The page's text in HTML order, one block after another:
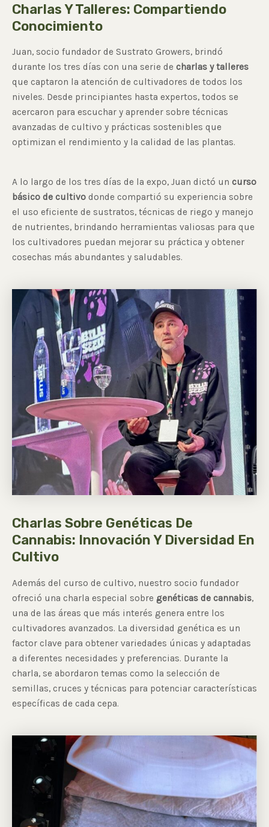
Charlas Y Talleres: Compartiendo
Conocimiento
Juan, socio fundador de Sustrato Growers, brindó
durante los tres días con una serie de charlas y talleres
que captaron la atención de cultivadores de todos los
niveles. Desde principiantes hasta expertos, todos se
acercaron para escuchar y aprender sobre técnicas
avanzadas de cultivo y prácticas sostenibles que
optimizan el rendimiento y la calidad de las plantas.
A lo largo de los tres días de la expo, Juan dictó un curso
básico de cultivo donde compartió su experiencia sobre
el uso eficiente de sustratos, técnicas de riego y manejo
de nutrientes, brindando herramientas valiosas para que
los cultivadores puedan mejorar su práctica y obtener
cosechas más abundantes y saludables.
Charlas Sobre Genéticas De
Cannabis: Innovación Y Diversidad En
Cultivo
Además del curso de cultivo, nuestro socio fundador
ofreció una charla especial sobre genéticas de cannabis,
una de las áreas que más interés genera entre los
cultivadores avanzados. La diversidad genética es un
factor clave para obtener variedades únicas y adaptadas
a diferentes necesidades y preferencias. Durante la
charla, se abordaron temas como la selección de
semillas, cruces y técnicas para potenciar características
específicas de cada cepa.